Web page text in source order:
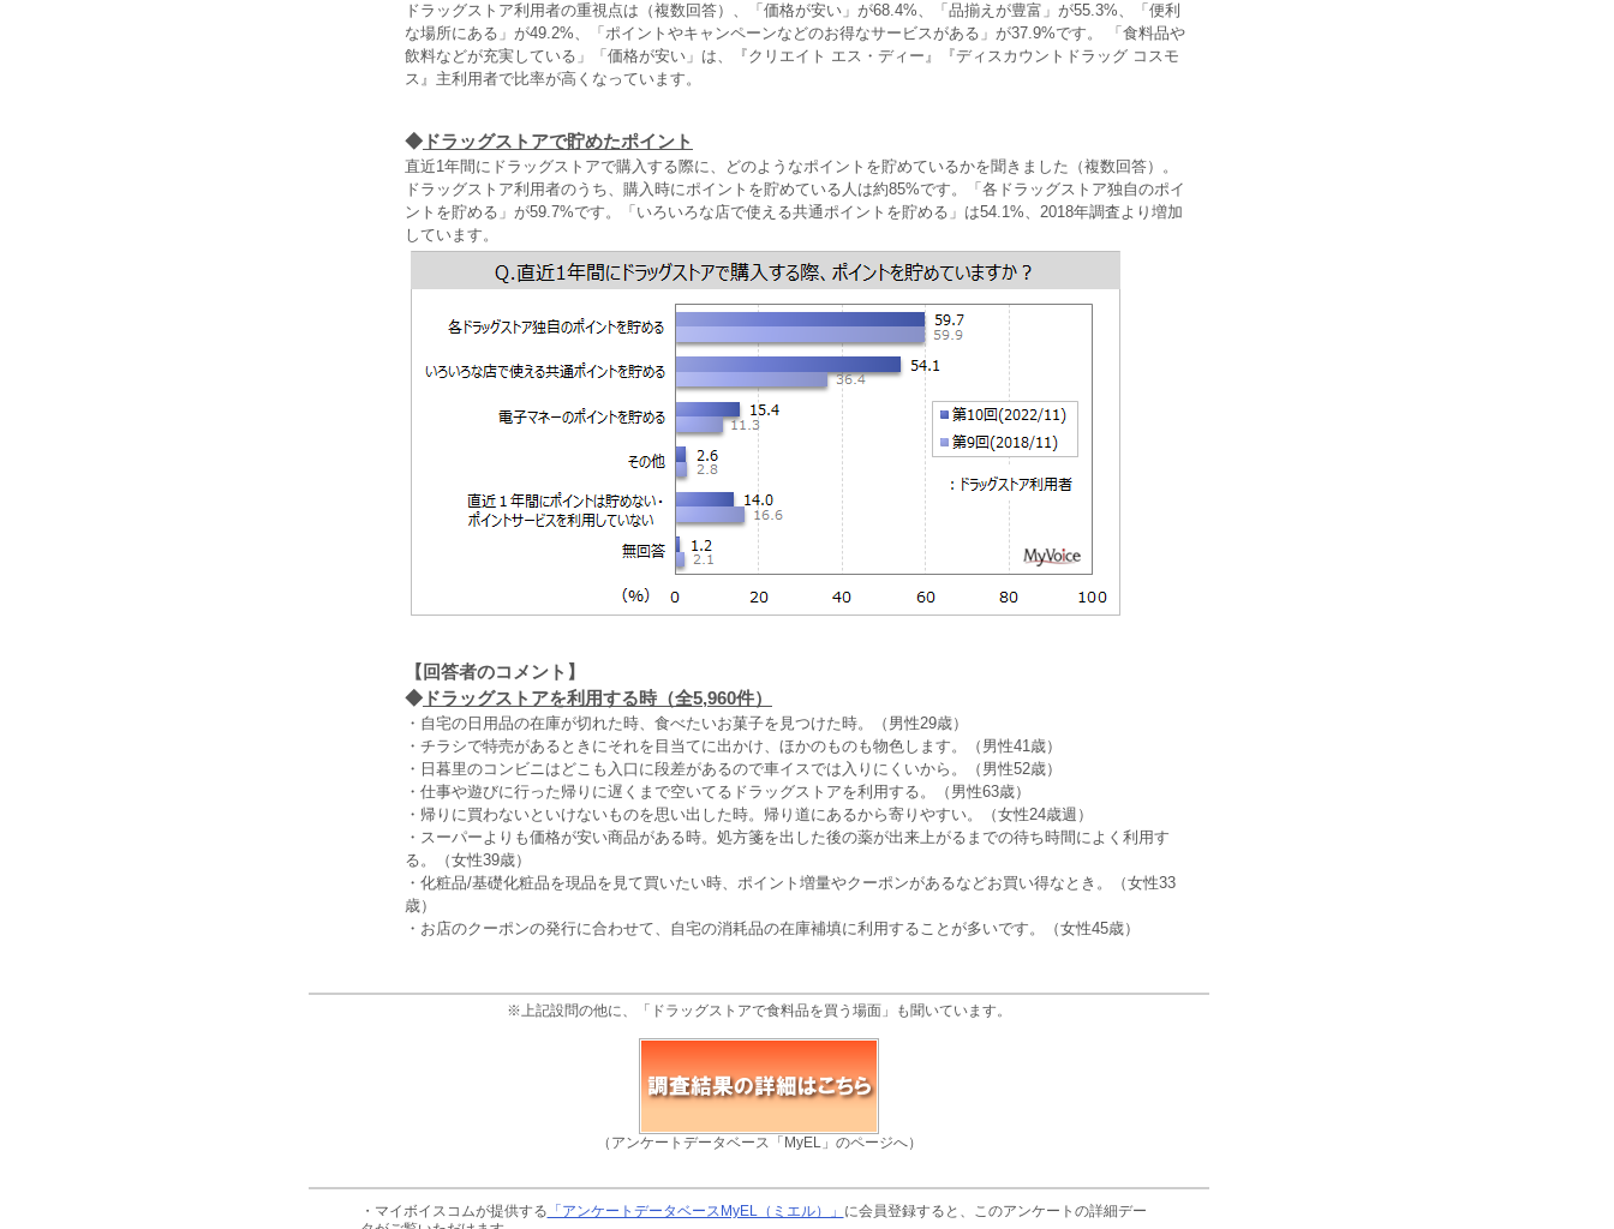
ドラッグストア利用者の重視点は（複数回答）、「価格が安い」が68.4%、「品揃えが豊富」が55.3%、「便利
な場所にある」が49.2%、「ポイントやキャンペーンなどのお得なサービスがある」が37.9%です。 「食料品や
飲料などが充実している」「価格が安い」は、『クリエイト エス・ディー』『ディスカウントドラッグ コスモ
ス』主利用者で比率が高くなっています。
◆ ドラッグストアで貯めたポイント
直近1年間にドラッグストアで購入する際に、どのようなポイントを貯めているかを聞きました（複数回答）。
ドラッグストア利用者のうち、購入時にポイントを貯めている人は約85%です。「各ドラッグストア独自のポイ
ントを貯める」が59.7%です。「いろいろな店で使える共通ポイントを貯める」は54.1%、2018年調査より増加
しています。
【回答者のコメント】
◆ ドラッグストアを利用する時（全5,960件）
・自宅の日用品の在庫が切れた時、食べたいお菓子を見つけた時。（男性29歳）
・チラシで特売があるときにそれを目当てに出かけ、ほかのものも物色します。（男性41歳）
・日暮里のコンビニはどこも入口に段差があるので車イスでは入りにくいから。（男性52歳）
・仕事や遊びに行った帰りに遅くまで空いてるドラッグストアを利用する。（男性63歳）
・帰りに買わないといけないものを思い出した時。帰り道にあるから寄りやすい。（女性24歳週）
・スーパーよりも価格が安い商品がある時。処方箋を出した後の薬が出来上がるまでの待ち時間によく利用す
る。（女性39歳）
・化粧品/基礎化粧品を現品を見て買いたい時、ポイント増量やクーポンがあるなどお買い得なとき。（女性33
歳）
・お店のクーポンの発行に合わせて、自宅の消耗品の在庫補填に利用することが多いです。（女性45歳）
※上記設問の他に、「ドラッグストアで食料品を買う場面」も聞いています。
（アンケートデータベース「MyEL」のページへ）
・マイボイスコムが提供する 「アンケートデータベースMyEL（ミエル）」 に会員登録すると、このアンケートの詳細デー